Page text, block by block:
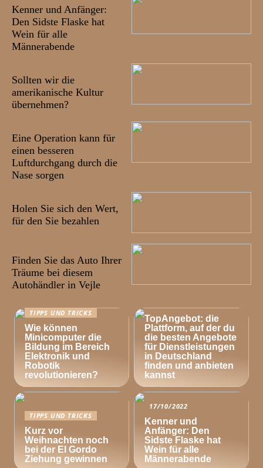
Kenner und Anfänger:
Den Sidste Flaske hat
Wein für alle
Männerabende
Sollten wir die
amerikanische Kultur
übernehmen?
Eine Operation kann für
einen besseren
Luftdurchgang durch die
Nase sorgen
Holen Sie sich den Wert,
für den Sie bezahlen
Finden Sie das Auto Ihrer
Träume bei diesem
Autohändler in Vejle
TIPPS UND TRICKS
Wie können
Minicomputer die
Bildung im Bereich
Elektronik und
Robotik
revolutionieren?
TopAngebot: die
Plattform, auf der du
die besten Angebote
für Dienstleistungen
in Deutschland
finden und anbieten
kannst
TIPPS UND TRICKS
Kurz vor
Weihnachten noch
bei der El Gordo
Ziehung gewinnen
17/10/2022
Kenner und
Anfänger: Den
Sidste Flaske hat
Wein für alle
Männerabende